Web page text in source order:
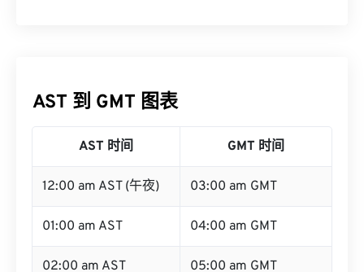
AST 到 GMT 图表
AST 时间 GMT 时间
12:00 am AST (午夜) 03:00 am GMT
01:00 am AST 04:00 am GMT
02:00 am AST 05:00 am GMT